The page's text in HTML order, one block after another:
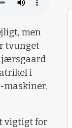
men
tvunget
i
maskiner,
vigtigt for